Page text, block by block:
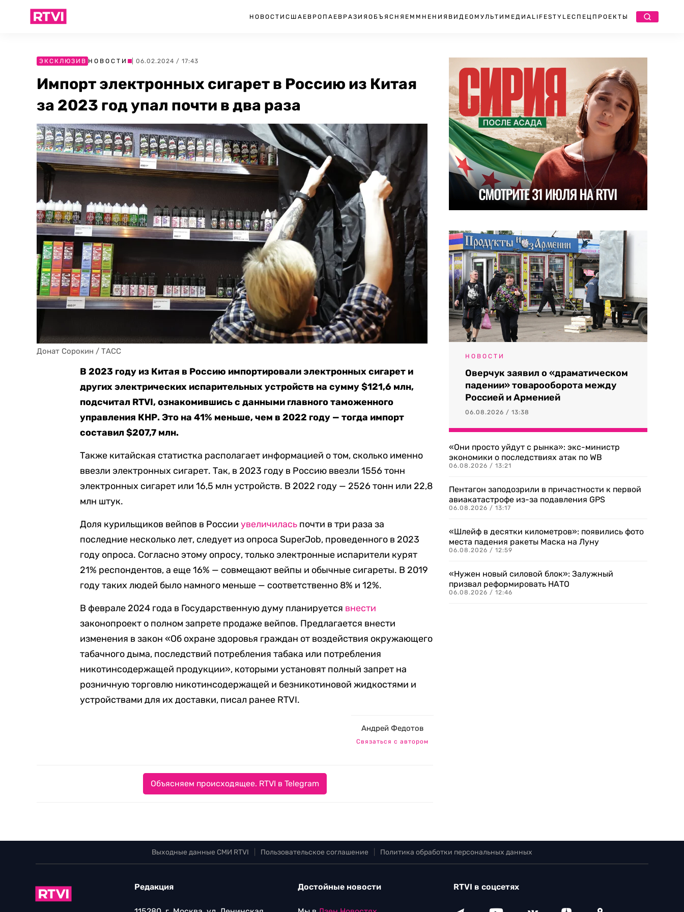
НОВОСТИ США ЕВРОПА ЕВРАЗИЯ ОБЪЯСНЯЕМ МНЕНИЯ ВИДЕО МУЛЬТИМЕДИА LIFESTYLEСПЕЦПРОЕКТЫ
ЭКСКЛЮЗИВ НОВОСТИ | 06.02.2024 / 17:43
Импорт электронных сигарет в Россию из Китая
за 2023 год упал почти в два раза
Донат Сорокин / ТАСС
В 2023 году из Китая в Россию импортировали электронных сигарет и
других электрических испарительных устройств на сумму $121,6 млн,
подсчитал RTVI, ознакомившись с данными главного таможенного
управления КНР. Это на 41% меньше, чем в 2022 году — тогда импорт
составил $207,7 млн.
Также китайская статистка располагает информацией о том, сколько именно
ввезли электронных сигарет. Так, в 2023 году в Россию ввезли 1556 тонн
электронных сигарет или 16,5 млн устройств. В 2022 году — 2526 тонн или 22,8
млн штук.
Доля курильщиков вейпов в Россииувеличилась почти в три раза за
последние несколько лет, следует из опроса SuperJob, проведенного в 2023
году опроса. Согласно этому опросу, только электронные испарители курят
21% респондентов, а еще 16% — совмещают вейпы и обычные сигареты. В 2019
году таких людей было намного меньше — соответственно 8% и 12%.
В феврале 2024 года в Государственную думу планируется внести
законопроект о полном запрете продаже вейпов. Предлагается внести
изменения в закон «Об охране здоровья граждан от воздействия окружающего
табачного дыма, последствий потребления табака или потребления
никотинсодержащей продукции», которыми установят полный запрет на
розничную торговлю никотинсодержащей и безникотиновой жидкостями и
устройствами для их доставки, писал ранее RTVI.
Андрей Федотов
Связаться с автором
Объясняем происходящее. RTVI в Telegram
НОВОСТИ
Оверчук заявил о «драматическом
падении» товарооборота между
Россией и Арменией
06.08.2026 / 13:38
«Они просто уйдут с рынка»: экс-министр
экономики о последствиях атак по WB
06.08.2026 / 13:21
Пентагон заподозрили в причастности к первой
авиакатастрофе из-за подавления GPS
06.08.2026 / 13:17
«Шлейф в десятки километров»: появились фото
места падения ракеты Маска на Луну
06.08.2026 / 12:59
«Нужен новый силовой блок»: Залужный
призвал реформировать НАТО
06.08.2026 / 12:46
Выходные данные СМИ RTVI Пользовательское соглашение Политика обработки персональных данных
Редакция Достойные новости RTVI в соцсетях